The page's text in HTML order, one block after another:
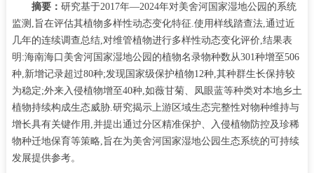
摘要： 研究基于2017年—2024年对美舍河国家湿地公园的系统
监测 旨在评估其植物多样性动态变化特征 使用样线踏查法, 通过近
几年的连续调查总结, 对维管植物进行多样性动态变化评价 结果表
明 :海南海口美舍河国家湿地公园的植物名录物种数从301 种增至506
种, 新增记录超过80种;发现国家级保护植物12种, 其种群生长保持较
为稳定;外来入侵植物增至40种, 如薇甘菊、凤眼蓝等种类对本地乡土
植物持续构成生态威胁. 研究揭示上游区域生态完整性对物种维持与
增长具有关键作用 并提出通过分区精准保护、入侵植物防控及珍稀
物种迁地保育等策略 旨在为美舍河国家湿地公园生态系统的可持续
发展提供参考。